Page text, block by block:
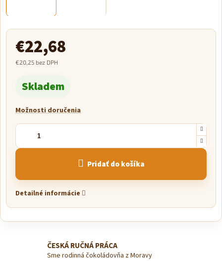
€22,68
€20,25 bez DPH
cena:
Skladem
Možnosti doručenia
Pridať do košíka
Detailné informácie
ČESKÁ RUČNÁ PRÁCA
Sme rodinná čokoládovňa z Moravy